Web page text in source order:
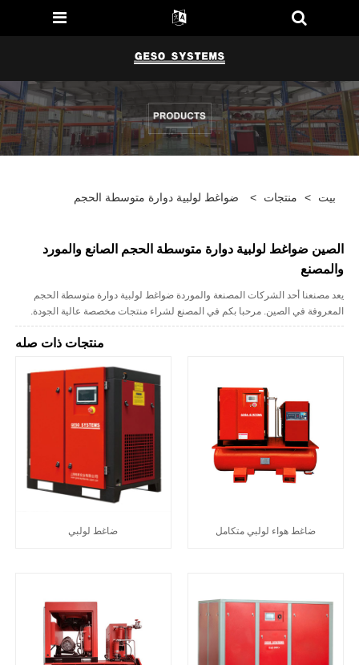
بيت > منتجات > ضواغط لولبية دوارة متوسطة الحجم
الصين ضواغط لولبية دوارة متوسطة الحجم الصانع والمورد
والمصنع
يعد مصنعنا أحد الشركات المصنعة والموردة ضواغط لولبية دوارة متوسطة الحجم
المعروفة في الصين. مرحبا بكم في المصنع لشراء منتجات مخصصة عالية الجودة.
منتجات ذات صله
ضاغط هواء لولبي متكامل ضاغط لولبي